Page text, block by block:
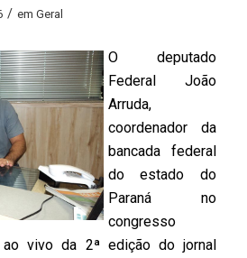
/ em Geral
O deputado
Federal João
Arruda,
coordenador da
bancada federal
do estado do
Paraná no
congresso
ao vivo da 2ª edição do jornal